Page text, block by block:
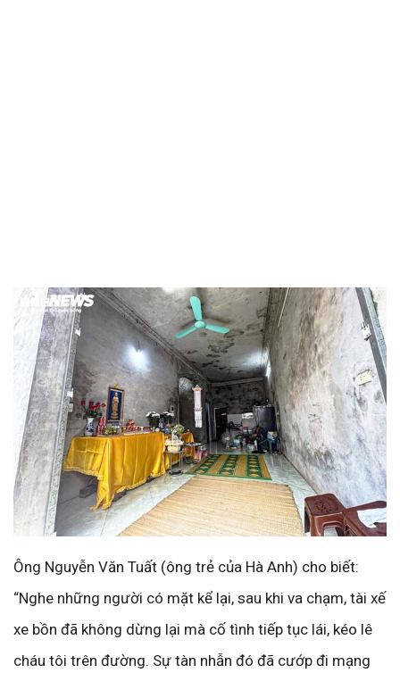
Ông Nguyễn Văn Tuất (ông trẻ của Hà Anh) cho biết:
“Nghe những người có mặt kể lại, sau khi va chạm, tài xế
xe bồn đã không dừng lại mà cố tình tiếp tục lái, kéo lê
cháu tôi trên đường. Sự tàn nhẫn đó đã cướp đi mạng